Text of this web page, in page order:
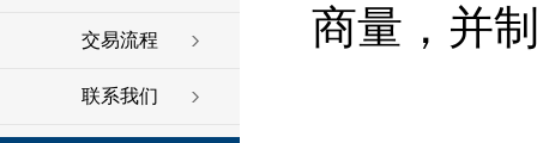
交易流程
联系我们
商量，并